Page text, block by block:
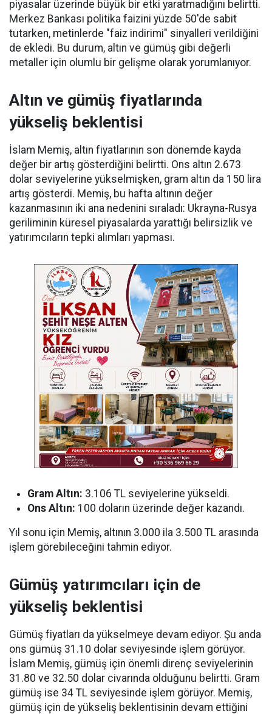
piyasalar üzerinde büyük bir etki yaratmadığını belirtti.
Merkez Bankası politika faizini yüzde 50'de sabit
tutarken, metinlerde "faiz indirimi" sinyalleri verildiğini
de ekledi. Bu durum, altın ve gümüş gibi değerli
metaller için olumlu bir gelişme olarak yorumlanıyor.
Altın ve gümüş fiyatlarında
yükseliş beklentisi
İslam Memiş, altın fiyatlarının son dönemde kayda
değer bir artış gösterdiğini belirtti. Ons altın 2.673
dolar seviyelerine yükselmişken, gram altın da 150 lira
artış gösterdi. Memiş, bu hafta altının değer
kazanmasının iki ana nedenini sıraladı: Ukrayna-Rusya
geriliminin küresel piyasalarda yarattığı belirsizlik ve
yatırımcıların tepki alımları yapması.
Gram Altın: 3.106 TL seviyelerine yükseldi.
Ons Altın: 100 doların üzerinde değer kazandı.
Yıl sonu için Memiş, altının 3.000 ila 3.500 TL arasında
işlem görebileceğini tahmin ediyor.
Gümüş yatırımcıları için de
yükseliş beklentisi
Gümüş fiyatları da yükselmeye devam ediyor. Şu anda
ons gümüş 31.10 dolar seviyesinde işlem görüyor.
İslam Memiş, gümüş için önemli direnç seviyelerinin
31.80 ve 32.50 dolar civarında olduğunu belirtti. Gram
gümüş ise 34 TL seviyesinde işlem görüyor. Memiş,
gümüş için de yükseliş beklentisinin devam ettiğini